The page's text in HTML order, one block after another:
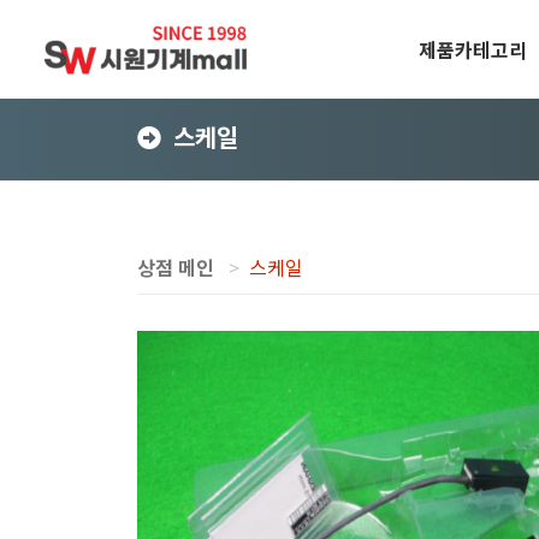
제품카테고리
스케일
상점 메인 스케일